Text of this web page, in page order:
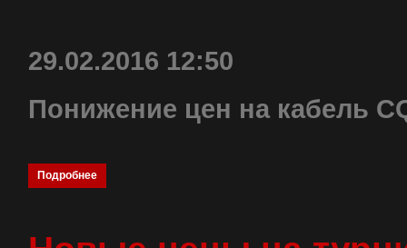
29.02.2016 12:50
Понижение цен на кабель
Подробнее